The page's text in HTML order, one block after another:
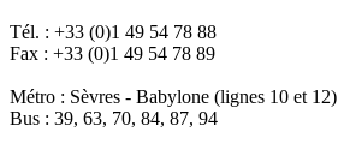
Tél. : +33 (0)1 49 54 78 88
Fax : +33 (0)1 49 54 78 89
Métro : Sèvres - Babylone (lignes 10 et 12)
Bus : 39, 63, 70, 84, 87, 94